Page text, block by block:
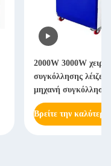
2000W 3000W
συγκόλλησης
χρόνια
Βρείτε την